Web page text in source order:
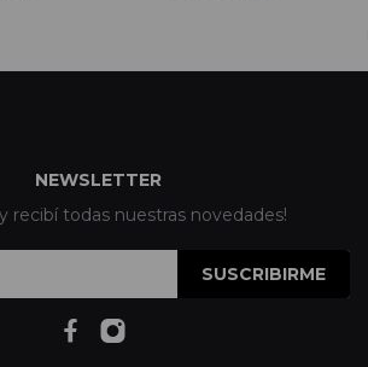
NEWSLETTER
recibí todas nuestras novedades!
SUSCRIBIRME